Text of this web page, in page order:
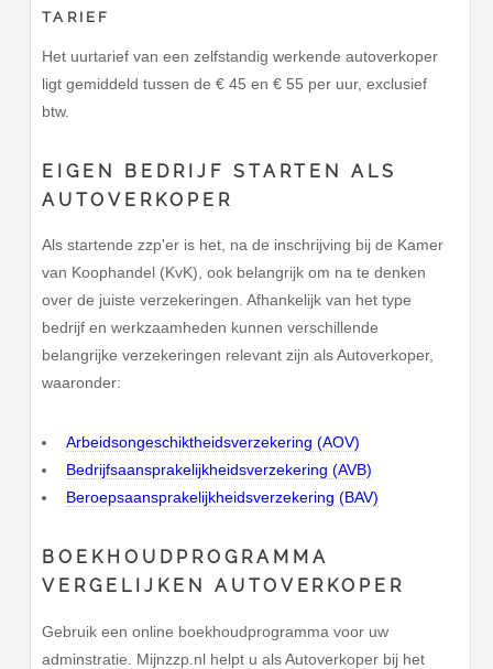
TARIEF
Het uurtarief van een zelfstandig werkende autoverkoper
ligt gemiddeld tussen de € 45 en € 55 per uur, exclusief
btw.
EIGEN BEDRIJF STARTEN ALS
AUTOVERKOPER
Als startende zzp'er is het, na de inschrijving bij de Kamer
van Koophandel (KvK), ook belangrijk om na te denken
over de juiste verzekeringen. Afhankelijk van het type
bedrijf en werkzaamheden kunnen verschillende
belangrijke verzekeringen relevant zijn als Autoverkoper,
waaronder:
Arbeidsongeschiktheidsverzekering (AOV)
Bedrijfsaansprakelijkheidsverzekering (AVB)
Beroepsaansprakelijkheidsverzekering (BAV)
BOEKHOUDPROGRAMMA
VERGELIJKEN AUTOVERKOPER
Gebruik een online boekhoudprogramma voor uw
adminstratie. Mijnzzp.nl helpt u als Autoverkoper bij het